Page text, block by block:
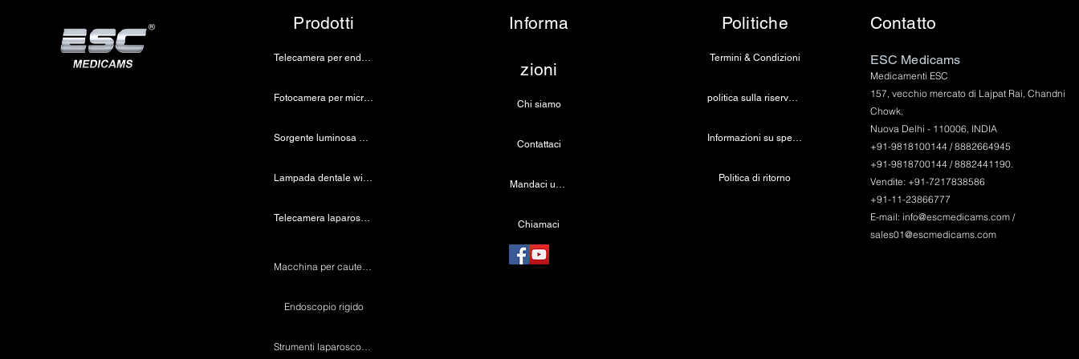
Prodotti
Telecamera per endoscopia
Fotocamera per microscopio 4K
Sorgente luminosa a LED medica
Lampada dentale wireless
Telecamera laparoscopica
Endoscopio rigido
Informa
zioni
Chi siamo
Contattaci
Mandaci una email
Chiamaci
Politiche
Termini & Condizioni
politica sulla riservatezza
Informazioni su spedizione e pagamento
Politica di ritorno
Contatto
ESC Medicams
Medicamenti ESC
157, vecchio mercato di Lajpat Rai, Chandni
Chowk,
Nuova Delhi - 110006, INDIA
+91-9818100144 / 8882664945
+91-9818700144 / 8882441190.
Vendite: +91-7217838586
+91-11-23866777
E-mail: info@escmedicams.com/
sales01@escmedicams.com